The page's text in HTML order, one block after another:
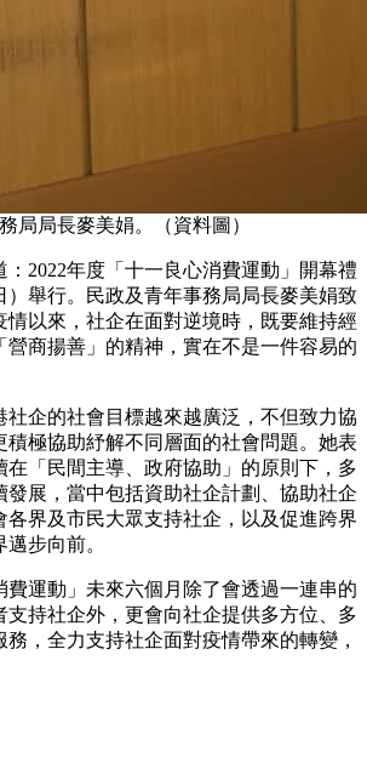
局局長麥美娟。（資料圖）
：2022年度「十一良心消費運動」開幕禮
）舉行。民政及青年事務局局長麥美娟致
情以來，社企在面對逆境時，既要維持經
營商揚善」的精神，實在不是一件容易的
社企的社會目標越來越廣泛，不但致力協
積極協助紓解不同層面的社會問題。她表
在「民間主導、政府協助」的原則下，多
發展，當中包括資助社企計劃、協助社企
各界及市民大眾支持社企，以及促進跨界
步向前。
費運動」未來六個月除了會透過一連串的
支持社企外，更會向社企提供多方位、多
，全力支持社企面對疫情帶來的轉變，